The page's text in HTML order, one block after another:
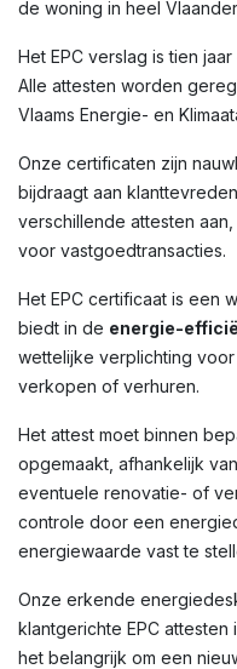
de woning in heel
Het EPC verslag is tien
Alle attesten worden
Vlaams Energie- en
Onze certificaten zijn
bijdraagt aan
verschillende attesten
voor vastgoedtransacties.
Het EPC certificaat is een
biedt in de energie-
wettelijke verplichting
verkopen of verhuren.
Het attest moet binnen
opgemaakt, afhankelijk
eventuele renovatie- of
controle door een
energiewaarde vast te
Onze erkende
klantgerichte EPC attesten
het belangrijk om een